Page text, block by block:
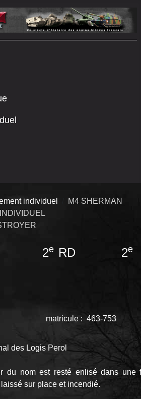
individuel
M4 SHERMAN
II 2eRD 2e
matricule : 463-753
des Logis Perol
du nom est resté enlisé dans
sur place et incendié.